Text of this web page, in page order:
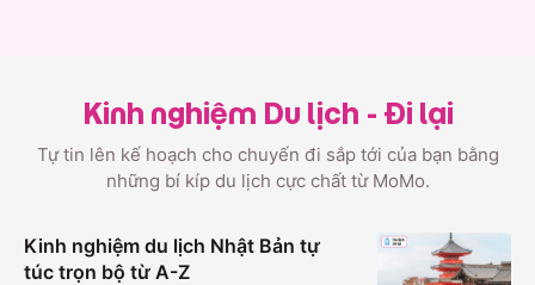
Kinh nghiệm Du lịch - Đi lại
Tự tin lên kế hoạch cho chuyến đi sắp tới của bạn bằng
những bí kíp du lịch cực chất từ MoMo.
Kinh nghiệm du lịch Nhật Bản tự
túc trọn bộ từ A-Z